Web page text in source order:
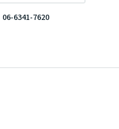
06-6341-7620